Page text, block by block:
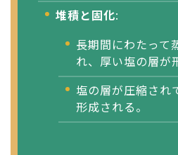
堆積と固化:
長期間にわたって
れ、厚い塩の層が
塩の層が圧縮され
形成される。